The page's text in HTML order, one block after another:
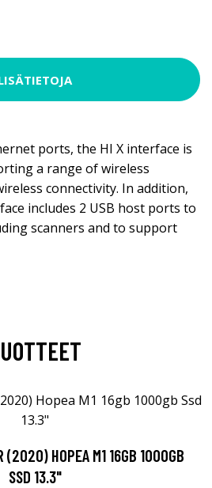
ports, the HI X interface is
a range of wireless
connectivity. In addition,
includes 2 USB host ports to
scanners and to support
(2020) HOPEA M1 16GB 1000GB
SSD 13.3"